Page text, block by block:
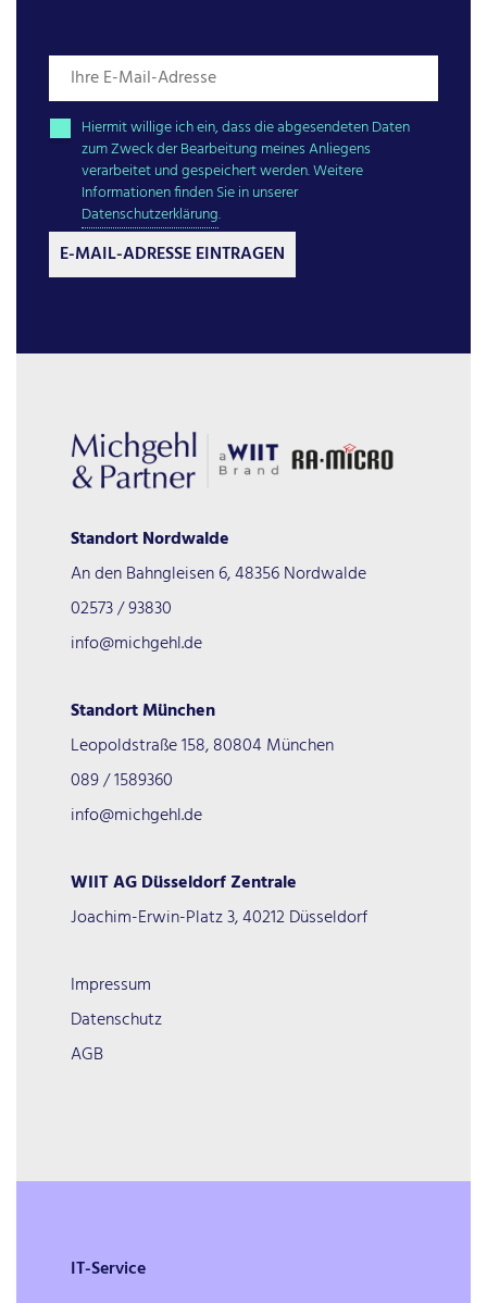
Hiermit willige ich ein, dass die abgesendeten Daten
zum Zweck der Bearbeitung meines Anliegens
verarbeitet und gespeichert werden. Weitere
Informationen finden Sie in unserer
Datenschutzerklärung.
E-MAIL-ADRESSE EINTRAGEN
Standort Nordwalde
An den Bahngleisen 6, 48356 Nordwalde
02573 / 93830
info@michgehl.de
Standort München
Leopoldstraße 158, 80804 München
089 / 1589360
info@michgehl.de
WIIT AG Düsseldorf Zentrale
Joachim-Erwin-Platz 3, 40212 Düsseldorf
Impressum
Datenschutz
AGB
IT-Service